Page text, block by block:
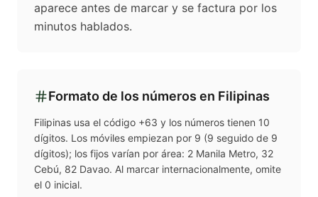
aparece antes de marcar y se factura por los
minutos hablados.
Formato de los números en Filipinas
Filipinas usa el código +63 y los números tienen 10
dígitos. Los móviles empiezan por 9 (9 seguido de 9
dígitos); los fijos varían por área: 2 Manila Metro, 32
Cebú, 82 Davao. Al marcar internacionalmente, omite
el 0 inicial.